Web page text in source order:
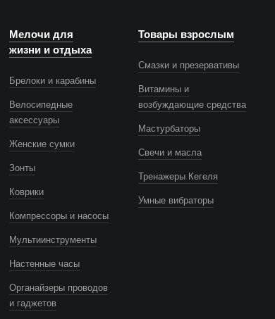
Мелочи для
жизни и отдыха
Брелоки и карабины
Велосипедные
аксессуары
Женские сумки
Зонты
Коврики
Компрессоры и насосы
Мультиинструменты
Настенные часы
Органайзеры проводов
и гаджетов
Товары взрослым
Смазки и презервативы
Витамины и
возбуждающие средства
Мастурбаторы
Свечи и масла
Тренажеры Кегеля
Умные вибраторы